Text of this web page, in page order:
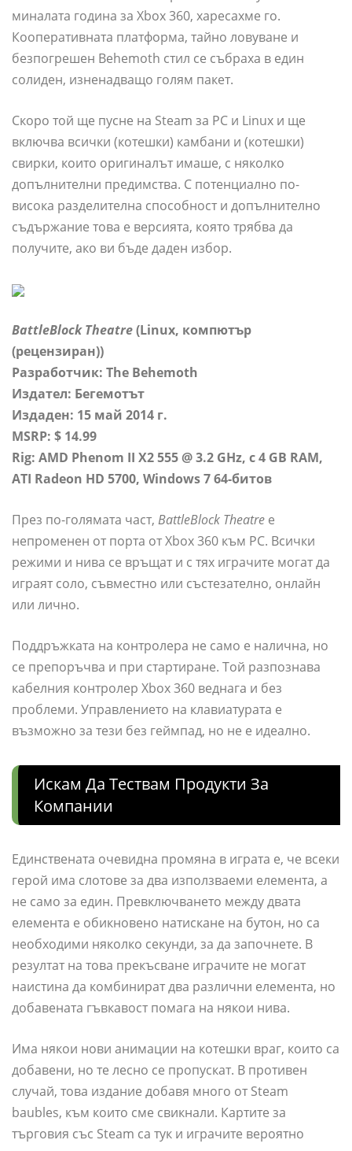
миналата година за Xbox 360, харесахме го.
Кооперативната платформа, тайно ловуване и
безпогрешен Behemoth стил се събраха в един
солиден, изненадващо голям пакет.
Скоро той ще пусне на Steam за PC и Linux и ще
включва всички (котешки) камбани и (котешки)
свирки, които оригиналът имаше, с няколко
допълнителни предимства. С потенциално по-
висока разделителна способност и допълнително
съдържание това е версията, която трябва да
получите, ако ви бъде даден избор.
BattleBlock Theatre(Linux, компютър
(рецензиран))
Разработчик: The Behemoth
Издател: Бегемотът
Издаден: 15 май 2014 г.
MSRP: $ 14.99
Rig: AMD Phenom II X2 555 @ 3.2 GHz, с 4 GB RAM,
ATI Radeon HD 5700, Windows 7 64-битов
През по-голямата част, BattleBlock Theatre е
непроменен от порта от Xbox 360 към PC. Всички
режими и нива се връщат и с тях играчите могат да
играят соло, съвместно или състезателно, онлайн
или лично.
Поддръжката на контролера не само е налична, но
се препоръчва и при стартиране. Той разпознава
кабелния контролер Xbox 360 веднага и без
проблеми. Управлението на клавиатурата е
възможно за тези без геймпад, но не е идеално.
Искам Да Тествам Продукти За
Компании
Единствената очевидна промяна в играта е, че всеки
герой има слотове за два използваеми елемента, а
не само за един. Превключването между двата
елемента е обикновено натискане на бутон, но са
необходими няколко секунди, за да започнете. В
резултат на това прекъсване играчите не могат
наистина да комбинират два различни елемента, но
добавената гъвкавост помага на някои нива.
Има някои нови анимации на котешки враг, които са
добавени, но те лесно се пропускат. В противен
случай, това издание добавя много от Steam
baubles, към които сме свикнали. Картите за
търговия със Steam са тук и играчите вероятно